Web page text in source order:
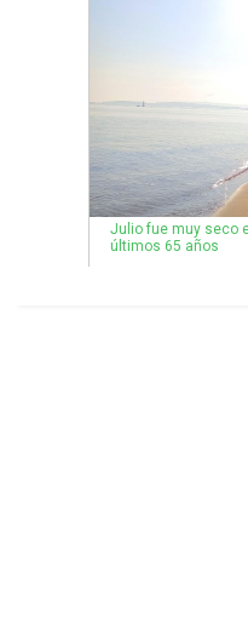
Julio fue muy seco
últimos 65 años